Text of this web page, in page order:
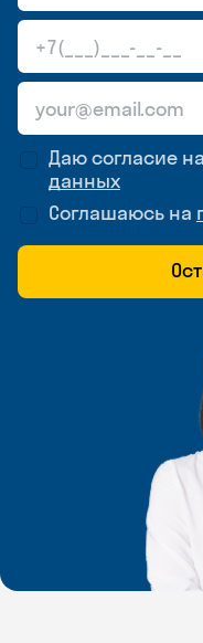
Даю согласие
данных
Соглашаюсь на